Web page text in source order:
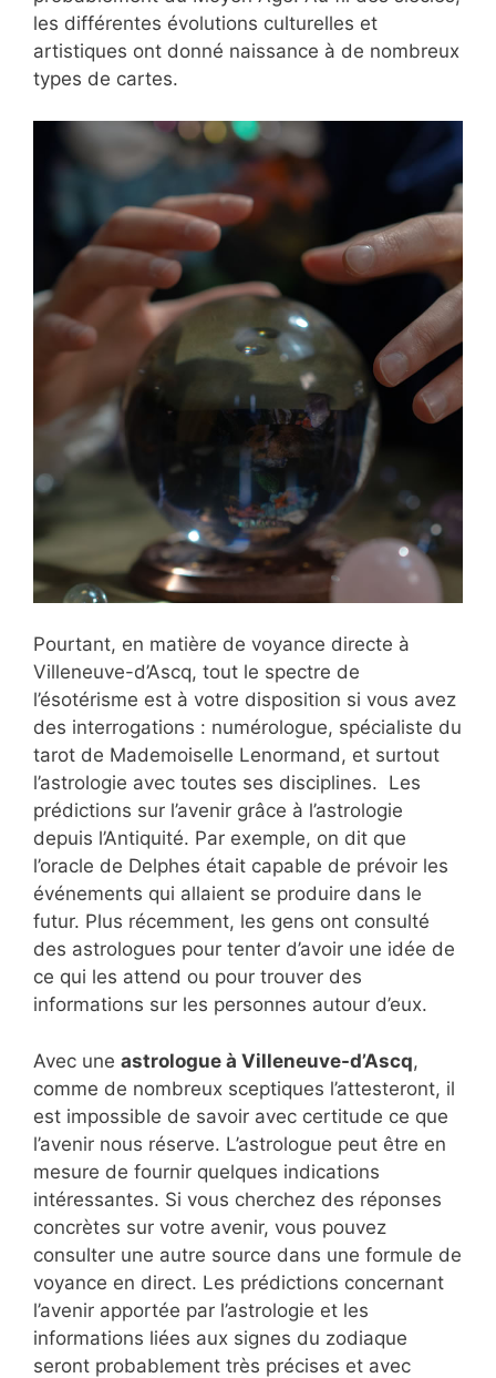
les différentes évolutions culturelles et
artistiques ont donné naissance à de nombreux
types de cartes.
Pourtant, en matière de voyance directe à
Villeneuve-d’Ascq, tout le spectre de
l’ésotérisme est à votre disposition si vous avez
des interrogations : numérologue, spécialiste du
tarot de Mademoiselle Lenormand, et surtout
l’astrologie avec toutes ses disciplines. Les
prédictions sur l’avenir grâce à l’astrologie
depuis l’Antiquité. Par exemple, on dit que
l’oracle de Delphes était capable de prévoir les
événements qui allaient se produire dans le
futur. Plus récemment, les gens ont consulté
des astrologues pour tenter d’avoir une idée de
ce qui les attend ou pour trouver des
informations sur les personnes autour d’eux.
Avec une astrologue à Villeneuve-d’Ascq,
comme de nombreux sceptiques l’attesteront, il
est impossible de savoir avec certitude ce que
l’avenir nous réserve. L’astrologue peut être en
mesure de fournir quelques indications
intéressantes. Si vous cherchez des réponses
concrètes sur votre avenir, vous pouvez
consulter une autre source dans une formule de
voyance en direct. Les prédictions concernant
l’avenir apportée par l’astrologie et les
informations liées aux signes du zodiaque
seront probablement très précises et avec